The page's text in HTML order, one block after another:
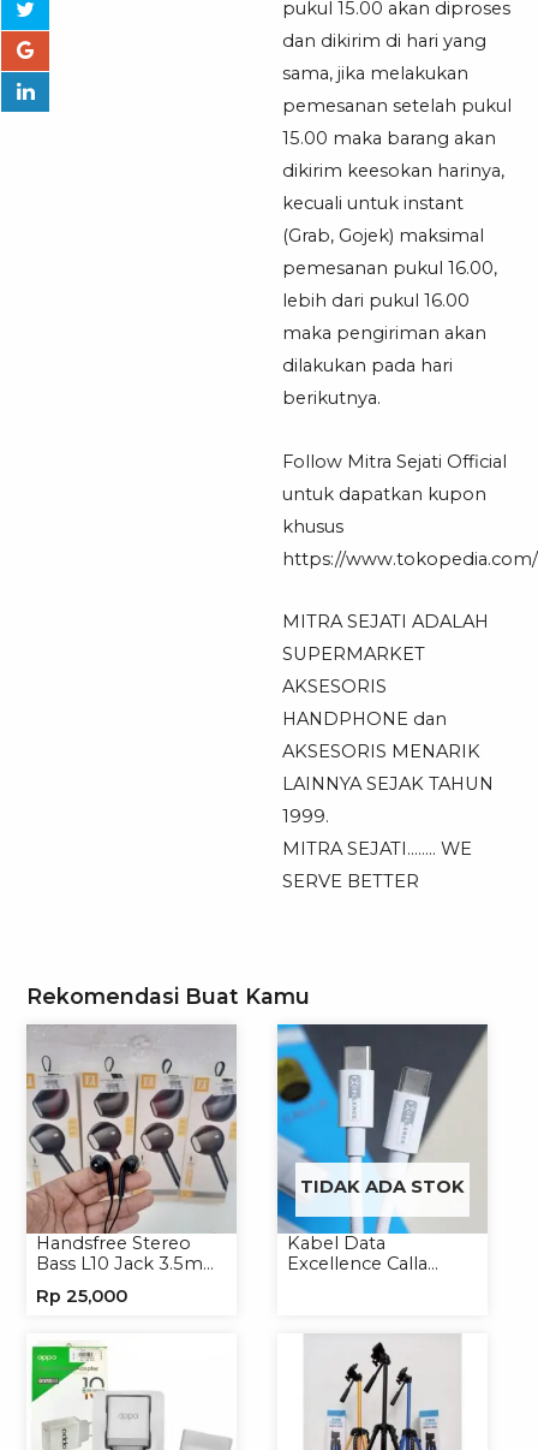
pukul 15.00 akan diproses
dan dikirim di hari yang
sama, jika melakukan
pemesanan setelah pukul
15.00 maka barang akan
dikirim keesokan harinya,
kecuali untuk instant
(Grab, Gojek) maksimal
pemesanan pukul 16.00,
lebih dari pukul 16.00
maka pengiriman akan
dilakukan pada hari
berikutnya.
Follow Mitra Sejati Official
untuk dapatkan kupon
khusus
https://
MITRA SEJATI ADALAH
SUPERMARKET
AKSESORIS
HANDPHONE dan
AKSESORIS MENARIK
LAINNYA SEJAK TAHUN
1999.
MITRA SEJATI…….. WE
SERVE BETTER
Rekomendasi Buat Kamu
Handsfree Stereo
Bass L10 Jack 3.5mm
Headphone
Rp 25,000
TIDAK ADA STOK
Kabel Data
Excellence Calla